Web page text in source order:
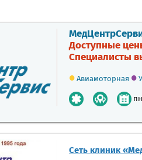
Доступные
Специалисты
• Авиамоторная •
Сеть клиник